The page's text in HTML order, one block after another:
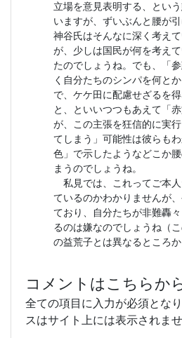
立場を意見表明する、とい
いますが、ずいぶんと腰が
神谷氏はそんなに深く考え
が、少しは国民が何を考え
たのでしょうね。でも、「
く自分たちのシンパを何と
で、ケケ田に配慮せざるを
と、といいつつもあえて「
が、この主張を狂信的に実
てしまう」可能性は彼らも
色」で示したようなどこか
まうのでしょうね。
私見では、これってご本
ているのかわかりませんが
ており、自分たちが非難轟
るのは嫌なのでしょうね（
の益荒子とは異なるところか
コメントはこちらか
全ての項目に入力が必須とな
スはサイト上には表示されませ